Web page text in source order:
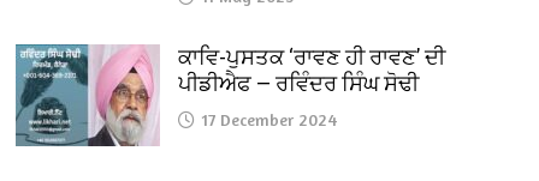
ਕਾਵਿ-ਪੁਸਤਕ ‘ਰਾਵਣ ਹੀ ਰਾਵਣ’ ਦੀ
ਪੀਡੀਐਫ — ਰਵਿੰਦਰ ਸਿੰਘ ਸੋਢੀ
17 December 2024